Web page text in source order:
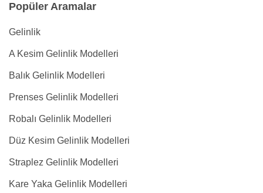
Popüler Aramalar
Gelinlik
A Kesim Gelinlik Modelleri
Balık Gelinlik Modelleri
Prenses Gelinlik Modelleri
Robalı Gelinlik Modelleri
Düz Kesim Gelinlik Modelleri
Straplez Gelinlik Modelleri
Kare Yaka Gelinlik Modelleri